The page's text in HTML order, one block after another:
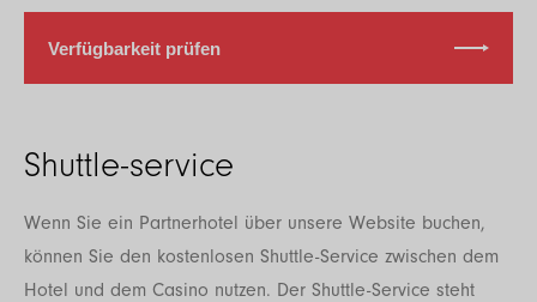
Verfügbarkeit prüfen
Shuttle-service
Wenn Sie ein Partnerhotel über unsere Website buchen,
können Sie den kostenlosen Shuttle-Service zwischen dem
Hotel und dem Casino nutzen. Der Shuttle-Service steht